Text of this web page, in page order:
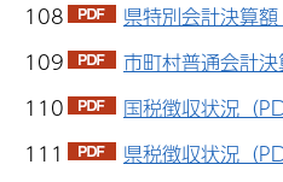
108
県特別会計決算
109
市町村普通会計
110
国税徴収状況（
111
県税徴収状況（